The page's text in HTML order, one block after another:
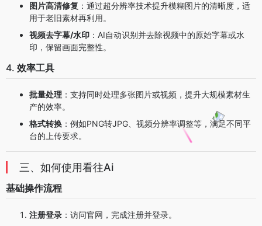
图片高清修复 ：通过超分辨率技术提升模糊图片的清晰度，适
用于老旧素材再利用。
视频去字幕/水印 ：AI自动识别并去除视频中的原始字幕或水
印，保留画面完整性。
4. 效率工具
批量处理 ：支持同时处理多张图片或视频，提升大规模素材生
产的效率。
格式转换 ：例如PNG转JPG、视频分辨率调整等，满足不同平
台的上传要求。
三、如何使用看往Ai
基础操作流程
注册登录 ：访问官网，完成注册并登录。